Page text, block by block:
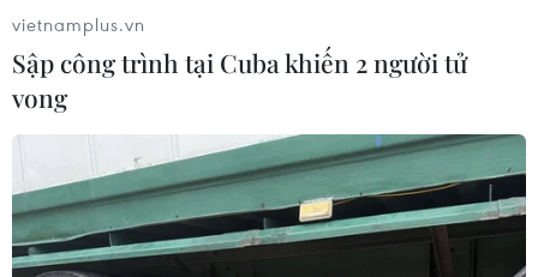
vietnamplus.vn
Sập công trình tại Cuba khiến 2 người tử
vong